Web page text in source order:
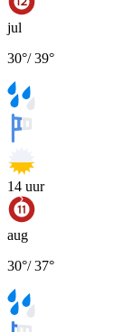
jul
30°/39°
14 uur
aug
30°/37°